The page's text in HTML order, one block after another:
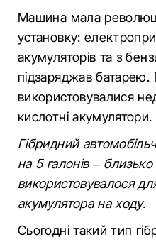
Машина мала
установку:
акумуляторів та з
підзаряджав
використовувалися
кислотні акумулятори.
Гібридний
на 5 галонів –
використовувалося
акумулятора на ходу.
Сьогодні такий тип